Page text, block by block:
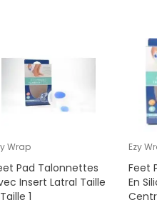
Wrap
Pad Talonnettes
Insert Latral Taille
1
Ezy
Feet
En